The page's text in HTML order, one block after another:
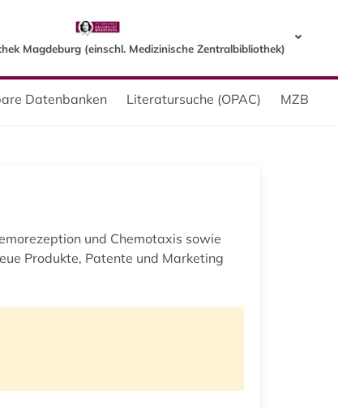
Magdeburg (einschl. Medizinische Zentralbibliothek)
Datenbanken Literatursuche (OPAC) MZB
und Chemotaxis sowie
Produkte, Patente und Marketing